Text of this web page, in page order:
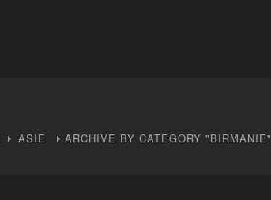
ASIE ARCHIVE BY CATEGORY "BIRMANIE"